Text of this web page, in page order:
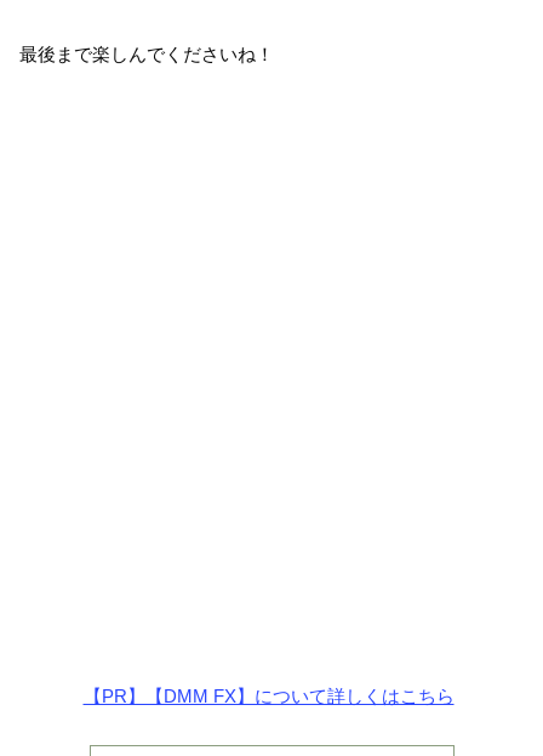
最後まで楽しんでくださいね！
【PR】【DMM FX】について詳しくはこちら